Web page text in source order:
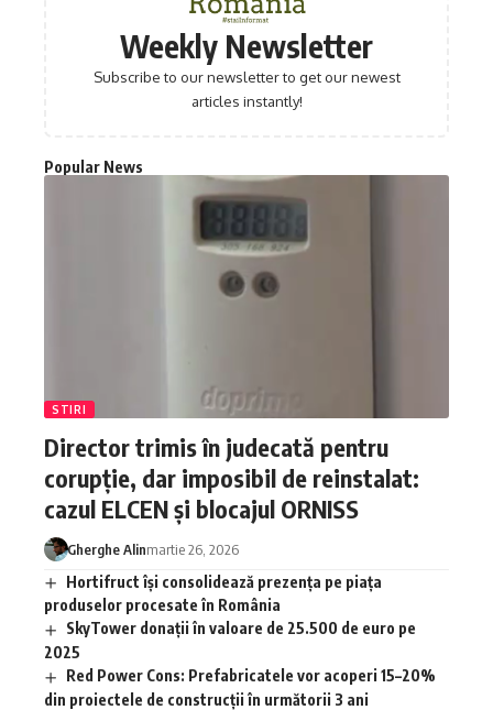
Weekly Newsletter
Subscribe to our newsletter to get our newest
articles instantly!
Popular News
STIRI
Director trimis în judecată pentru
corupție, dar imposibil de reinstalat:
cazul ELCEN și blocajul ORNISS
Gherghe Alinmartie 26, 2026
Hortifruct își consolidează prezența pe piața
produselor procesate în România
SkyTower donații în valoare de 25.500 de euro pe
2025
Red Power Cons: Prefabricatele vor acoperi 15–20%
din proiectele de construcții în următorii 3 ani